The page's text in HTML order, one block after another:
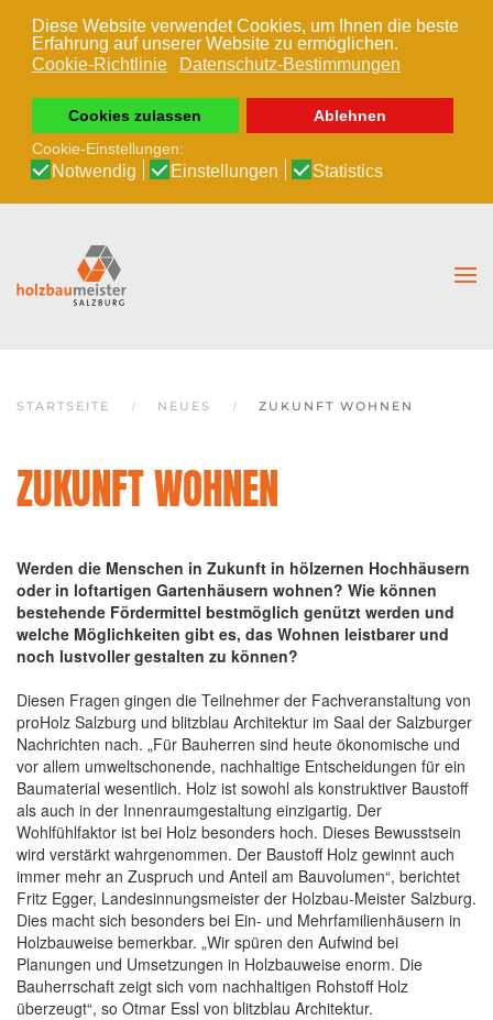
Diese Website verwendet Cookies, um Ihnen die beste
Erfahrung auf unserer Website zu ermöglichen.
Cookie-Richtlinie
Datenschutz-Bestimmungen
Cookies zulassen
Ablehnen
Cookie-Einstellungen:
Notwendig Einstellungen Statistics
Zum Hauptinhalt springen
STARTSEITE NEUES ZUKUNFT WOHNEN
ZUKUNFT WOHNEN
Werden die Menschen in Zukunft in hölzernen Hochhäusern
oder in loftartigen Gartenhäusern wohnen? Wie können
bestehende Fördermittel bestmöglich genützt werden und
welche Möglichkeiten gibt es, das Wohnen leistbarer und
noch lustvoller gestalten zu können?
Diesen Fragen gingen die Teilnehmer der Fachveranstaltung von
proHolz Salzburg und blitzblau Architektur im Saal der Salzburger
Nachrichten nach. „Für Bauherren sind heute ökonomische und
vor allem umweltschonende, nachhaltige Entscheidungen für ein
Baumaterial wesentlich. Holz ist sowohl als konstruktiver Baustoff
als auch in der Innenraumgestaltung einzigartig. Der
Wohlfühlfaktor ist bei Holz besonders hoch. Dieses Bewusstsein
wird verstärkt wahrgenommen. Der Baustoff Holz gewinnt auch
immer mehr an Zuspruch und Anteil am Bauvolumen“, berichtet
Fritz Egger, Landesinnungsmeister der Holzbau-Meister Salzburg.
Dies macht sich besonders bei Ein- und Mehrfamilienhäusern in
Holzbauweise bemerkbar. „Wir spüren den Aufwind bei
Planungen und Umsetzungen in Holzbauweise enorm. Die
Bauherrschaft zeigt sich vom nachhaltigen Rohstoff Holz
überzeugt“, so Otmar Essl von blitzblau Architektur.